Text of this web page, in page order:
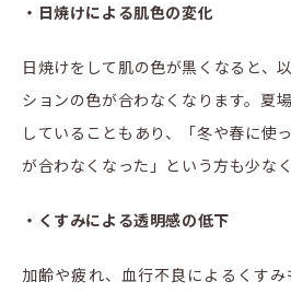
・日焼けによる肌色の変化
日焼けをして肌の色が黒くなると、
ションの色が合わなくなります。夏
していることもあり、「冬や春に使
が合わなくなった」という方も少な
・くすみによる透明感の低下
加齢や疲れ、血行不良によるくす